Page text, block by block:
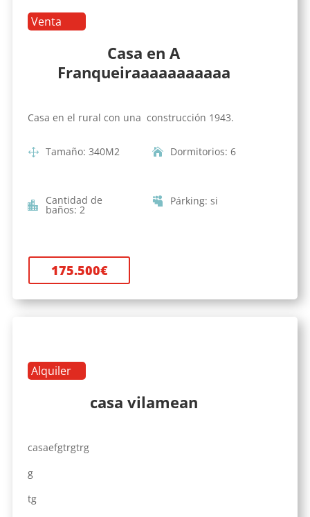
Venta
Casa en A
Franqueiraaaaaaaaaaa
Casa en el rural con una construcción 1943.
Tamaño: 340M2 Dormitorios: 6
Cantidad de
baños: 2
Párking: si
175.500€
Alquiler
casa vilamean
casaefgtrgtrg
g
tg